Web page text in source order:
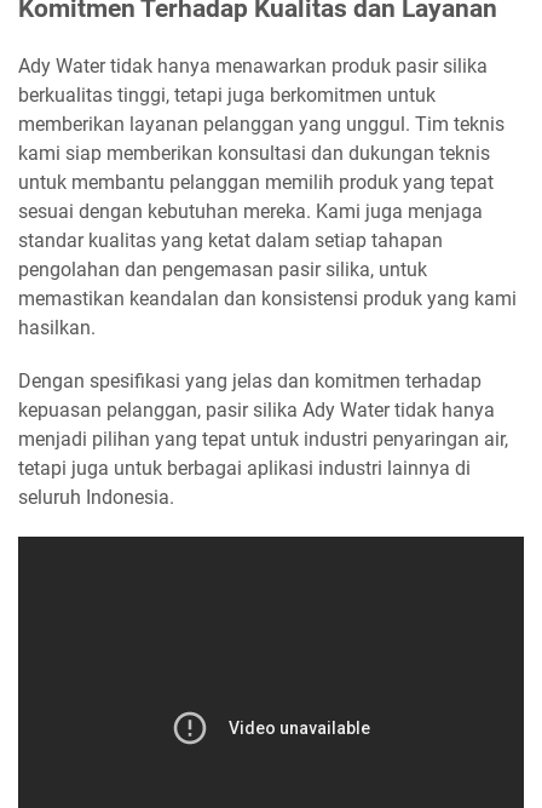
Komitmen Terhadap Kualitas dan Layanan
Ady Water tidak hanya menawarkan produk pasir silika
berkualitas tinggi, tetapi juga berkomitmen untuk
memberikan layanan pelanggan yang unggul. Tim teknis
kami siap memberikan konsultasi dan dukungan teknis
untuk membantu pelanggan memilih produk yang tepat
sesuai dengan kebutuhan mereka. Kami juga menjaga
standar kualitas yang ketat dalam setiap tahapan
pengolahan dan pengemasan pasir silika, untuk
memastikan keandalan dan konsistensi produk yang kami
hasilkan.
Dengan spesifikasi yang jelas dan komitmen terhadap
kepuasan pelanggan, pasir silika Ady Water tidak hanya
menjadi pilihan yang tepat untuk industri penyaringan air,
tetapi juga untuk berbagai aplikasi industri lainnya di
seluruh Indonesia.